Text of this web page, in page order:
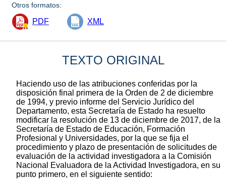
Otros formatos:
PDF XML
TEXTO ORIGINAL
Haciendo uso de las atribuciones conferidas por la
disposición final primera de la Orden de 2 de diciembre
de 1994, y previo informe del Servicio Jurídico del
Departamento, esta Secretaría de Estado ha resuelto
modificar la resolución de 13 de diciembre de 2017, de la
Secretaría de Estado de Educación, Formación
Profesional y Universidades, por la que se fija el
procedimiento y plazo de presentación de solicitudes de
evaluación de la actividad investigadora a la Comisión
Nacional Evaluadora de la Actividad Investigadora, en su
punto primero, en el siguiente sentido: